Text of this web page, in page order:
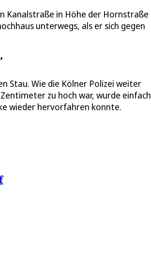
Kanalstraße in Höhe der Hornstraße
unterwegs, als er sich gegen
Stau. Wie die Kölner Polizei weiter
zu hoch war, wurde einfach
wieder hervorfahren konnte.